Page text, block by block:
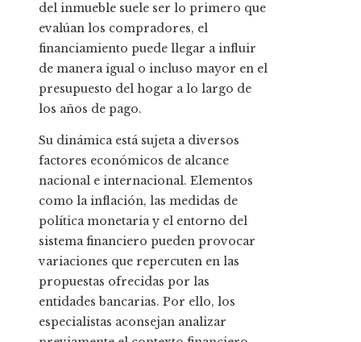
del inmueble suele ser lo primero que
evalúan los compradores, el
financiamiento puede llegar a influir
de manera igual o incluso mayor en el
presupuesto del hogar a lo largo de
los años de pago.
Su dinámica está sujeta a diversos
factores económicos de alcance
nacional e internacional. Elementos
como la inflación, las medidas de
política monetaria y el entorno del
sistema financiero pueden provocar
variaciones que repercuten en las
propuestas ofrecidas por las
entidades bancarias. Por ello, los
especialistas aconsejan analizar